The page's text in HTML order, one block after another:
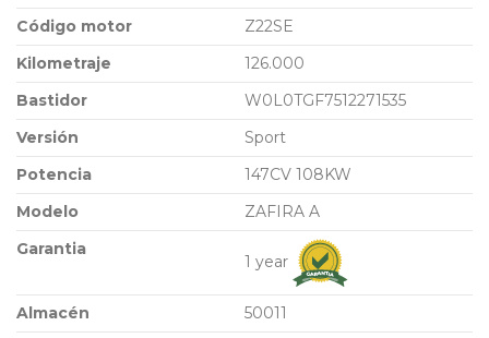
Código motor
Z22SE
Kilometraje
126.000
Bastidor
W0L0TGF7512271535
Versión
Sport
Potencia
147CV 108KW
Modelo
ZAFIRA A
Garantia
1 year
Almacén
50011